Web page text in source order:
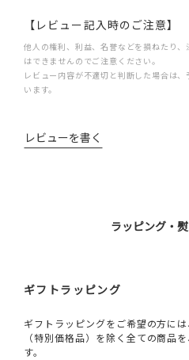
【レビュー記入時のご注意】
他人の権利、利益、名誉などを損ねたり
はできませんのでご注意ください。
レビュー内容が不適切と判断した場合は
います。
レビューを書く
ラッピング・
ギフトラッピング
ギフトラッピングをご希望の方に
（特別価格品）を除く全ての商品
す。